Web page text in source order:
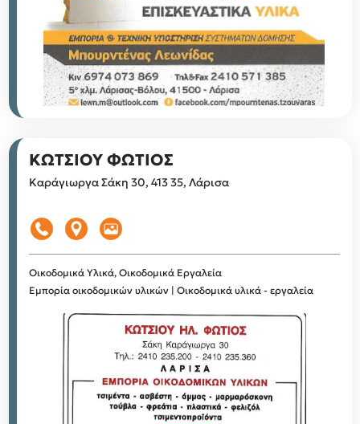
ΚΩΤΣΙΟΥ ΦΩΤΙΟΣ
Καράγιωργα Σάκη 30, 413 35, Λάρισα
Οικοδομικά Υλικά, Οικοδομικά Εργαλεία
Εμπορία οικοδομικών υλικών | Οικοδομικά υλικά - εργαλεία